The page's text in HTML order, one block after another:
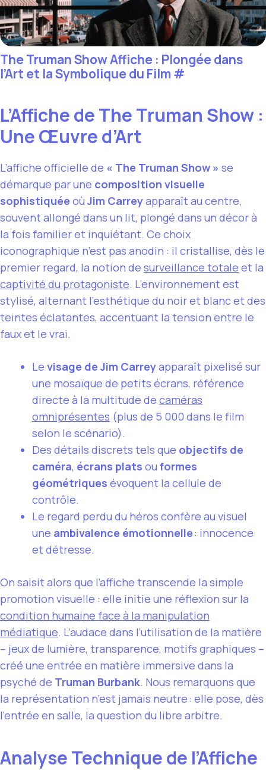
The Truman Show Affiche : Plongée dans
l’Art et la Symbolique du Film #
L’Affiche de The Truman Show :
Une Œuvre d’Art
L’affiche officielle de « The Truman Show » se
démarque par une composition visuelle
sophistiquée où Jim Carreyapparaît au centre,
souvent allongé dans un lit, plongé dans un décor à
la fois familier et inquiétant. Ce choix
iconographique n’est pas anodin : il cristallise, dès le
premier regard, la notion de surveillance totale et la
captivité du protagoniste. L’environnement est
stylisé, alternant l’esthétique du noir et blanc et des
teintes éclatantes, accentuant la tension entre le
faux et le vrai.
Le visage de Jim Carreyapparaît pixelisé sur
une mosaïque de petits écrans, référence
directe à la multitude de caméras
omniprésentes (plus de 5 000 dans le film
selon le scénario).
Des détails discrets tels que objectifs de
caméra, écrans plats ou formes
géométriques évoquent la cellule de
contrôle.
Le regard perdu du héros confère au visuel
une ambivalence émotionnelle: innocence
et détresse.
On saisit alors que l’affiche transcende la simple
promotion visuelle : elle initie une réflexion sur la
condition humaine face à la manipulation
médiatique. L’audace dans l’utilisation de la matière
– jeux de lumière, transparence, motifs graphiques –
créé une entrée en matière immersive dans la
psyché de Truman Burbank. Nous remarquons que
la représentation n’est jamais neutre : elle pose, dès
l’entrée en salle, la question du libre arbitre.
Analyse Technique de l’Affiche